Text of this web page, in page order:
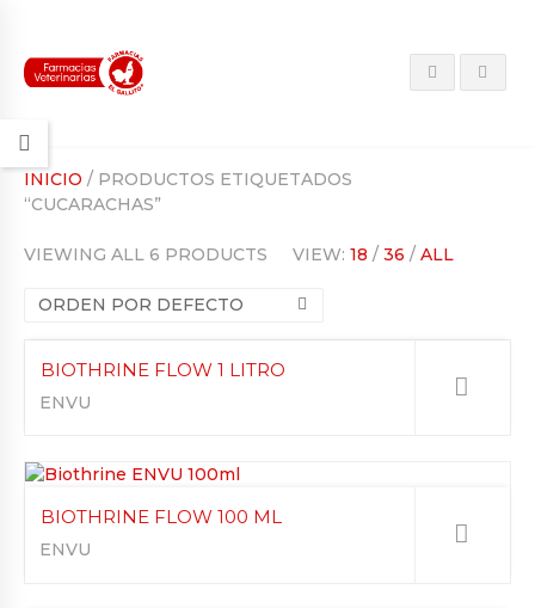
INICIO / PRODUCTOS ETIQUETADOS
“CUCARACHAS”
VIEWING ALL 6 PRODUCTS VIEW: 18 / 36 / ALL
ORDEN POR DEFECTO
BIOTHRINE FLOW 1 LITRO
ENVU
BIOTHRINE FLOW 100 ML
ENVU